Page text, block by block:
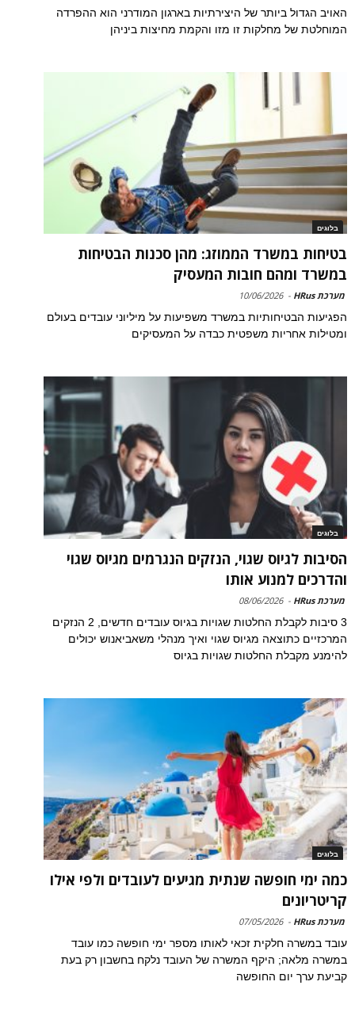
האויב הגדול ביותר של היצירתיות בארגון המודרני הוא ההפרדה
המוחלטת של מחלקות זו מזו והקמת מחיצות ביניהן
בלוגים
בטיחות במשרד הממוזג: מהן סכנות הבטיחות
במשרד ומהם חובות המעסיק
מערכת HRus -
10/06/2026
הפגיעות הבטיחותיות במשרד משפיעות על מיליוני עובדים בעולם
ומטילות אחריות משפטית כבדה על המעסיקים
בלוגים
הסיבות לגיוס שגוי, הנזקים הנגרמים מגיוס שגוי
והדרכים למנוע אותו
מערכת HRus -
08/06/2026
3 סיבות לקבלת החלטות שגויות בגיוס עובדים חדשים, 2 הנזקים
המרכזיים כתוצאה מגיוס שגוי ואיך מנהלי משאביאנוש יכולים
להימנע מקבלת החלטות שגויות בגיוס
בלוגים
כמה ימי חופשה שנתית מגיעים לעובדים ולפי אילו
קריטריונים
מערכת HRus -
07/05/2026
עובד במשרה חלקית זכאי לאותו מספר ימי חופשה כמו עובד
במשרה מלאה; היקף המשרה של העובד נלקח בחשבון רק בעת
קביעת ערך יום החופשה